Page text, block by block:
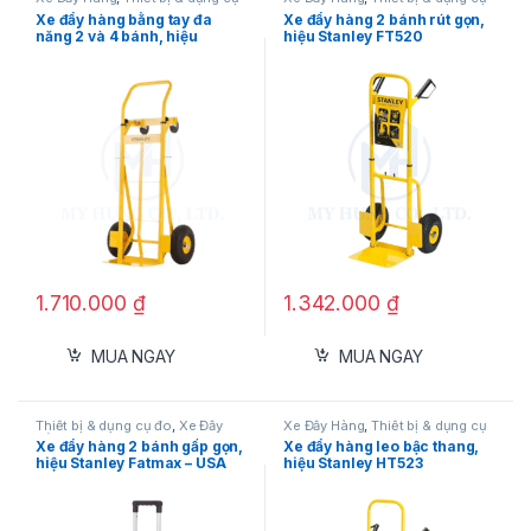
DCU603: dạng thùng.
DCU604: dạng khung.
DCU605: dạng thùng đáy phẳng.
Xe đẩy hàng bằng tay đa
năng 2 và 4 bánh, hiệu
1.710.000 ₫
MUA NGAY
Xe đẩy hàng 2 bánh rút gọn,
hiệu Stanley FT520
1.342.000 ₫
MUA NGAY
Thiết bị & dụng cụ đo Xe Đẩy
Hàng
Xe đẩy hàng 2 bánh gấp gọn,
hiệu Stanley Fatmax – USA
Xe Đẩy Hàng ,Thiết bị & dụng cụ
đo
Xe đẩy hàng leo bậc thang,
hiệu Stanley HT523